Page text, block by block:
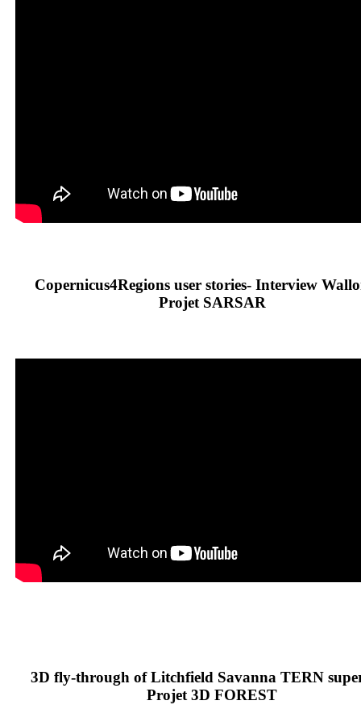
Copernicus4Regions user stories- Interview
Projet SARSAR
3D fly-through of Litchfield Savanna TERN
Projet 3D FOREST